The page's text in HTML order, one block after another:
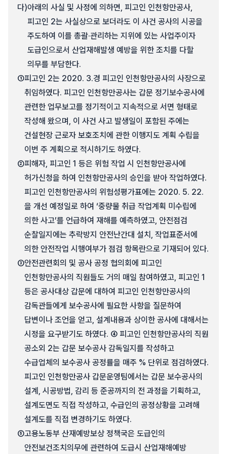
다)아래의 사실 및 사정에 의하면, 피고인 인천항만공사,
피고인 2는 사실상으로 보더라도 이 사건 공사의 시공을
주도하여 이를 총괄·관리하는 지위에 있는 사업주이자
도급인으로서 산업재해발생 예방을 위한 조치를 다할
의무를 부담한다.
①피고인 2는 2020. 3.경 피고인 인천항만공사의 사장으로
취임하였다. 피고인 인천항만공사는 갑문 정기보수공사에
관련한 업무보고를 정기적이고 지속적으로 서면 형태로
작성해 왔으며, 이 사건 사고 발생일이 포함된 주에는
건설현장 근로자 보호조치에 관한 이행지도 계획 수립을
이번 주 계획으로 적시하기도 하였다.
②피해자, 피고인 1 등은 위험 작업 시 인천항만공사에
허가신청을 하여 인천항만공사의 승인을 받아 작업하였다.
피고인 인천항만공사의 위험성평가표에는 2020. 5. 22.
을 개선 예정일로 하여 ‘중량물 취급 작업계획 미수립에
의한 사고’를 언급하여 재해를 예측하였고, 안전점검
순찰일지에는 추락방지 안전난간대 설치, 작업표준서에
의한 안전작업 시행여부가 점검 항목란으로 기재되어 있다.
③안전관련회의 및 공사 공정 협의회에 피고인
인천항만공사의 직원들도 거의 매일 참여하였고, 피고인 1
등은 공사대상 갑문에 대하여 피고인 인천항만공사의
감독관들에게 보수공사에 필요한 사항을 질문하여
답변이나 조언을 얻고, 설계내용과 상이한 공사에 대해서는
시정을 요구받기도 하였다. ④ 피고인 인천항만공사의 직원
공소외 2는 갑문 보수공사 감독일지를 작성하고
수급업체의 보수공사 공정률을 매주 % 단위로 점검하였다.
피고인 인천항만공사 갑문운영팀에서는 갑문 보수공사의
설계, 시공방법, 감리 등 준공까지의 전 과정을 기획하고,
설계도면도 직접 작성하고, 수급인의 공정상황을 고려해
설계도를 직접 변경하기도 하였다.
⑤고용노동부 산재예방보상 정책국은 도급인의
안전보건조치의무에 관련하여 도급시 산업재해예방